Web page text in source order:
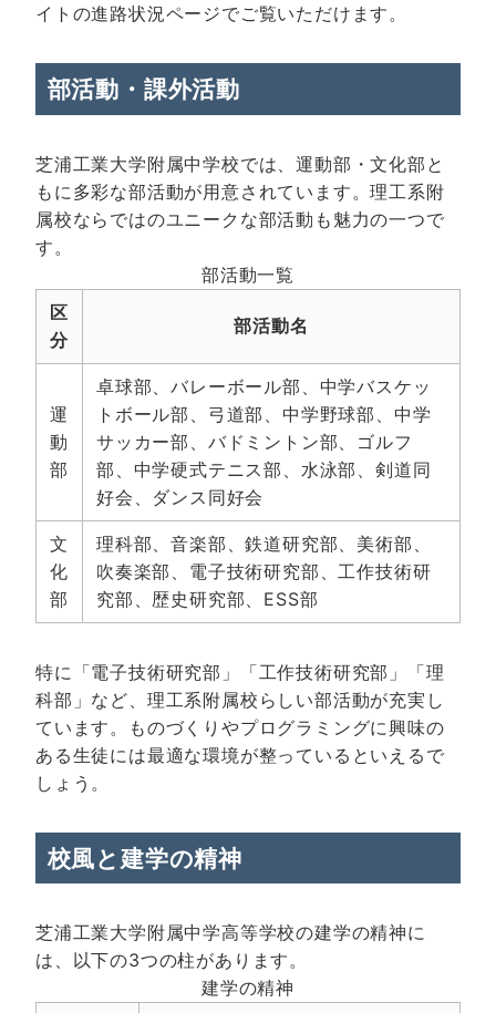
イトの進路状況ページでご覧いただけます。
部活動・課外活動
芝浦工業大学附属中学校では、運動部・文化部と
もに多彩な部活動が用意されています。理工系附
属校ならではのユニークな部活動も魅力の一つで
す。
部活動一覧
区
分
部活動名
運
動
部
卓球部、バレーボール部、中学バスケッ
トボール部、弓道部、中学野球部、中学
サッカー部、バドミントン部、ゴルフ
部、中学硬式テニス部、水泳部、剣道同
好会、ダンス同好会
文
化
部
理科部、音楽部、鉄道研究部、美術部、
吹奏楽部、電子技術研究部、工作技術研
究部、歴史研究部、ESS部
特に「電子技術研究部」「工作技術研究部」「理
科部」など、理工系附属校らしい部活動が充実し
ています。ものづくりやプログラミングに興味の
ある生徒には最適な環境が整っているといえるで
しょう。
校風と建学の精神
芝浦工業大学附属中学高等学校の建学の精神に
は、以下の3つの柱があります。
建学の精神